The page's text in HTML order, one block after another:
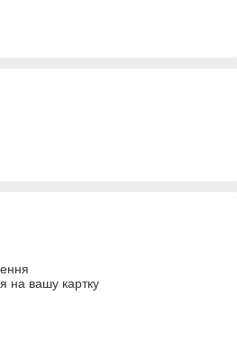
на вашу картку